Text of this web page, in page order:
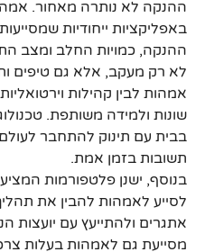
ההנקה לא נותרה מאחור.
באפליקציות ייחודיות
ההנקה, כמויות החלב ומצב
לא רק מעקב, אלא גם טיפים
אמהות לבין קהילות
שונות ולמידה משותפת.
בבית עם תינוק להתחבר
תשובות בזמן אמת.
בנוסף, ישנן פלטפורמות
לסייע לאמהות להבין את
אתגרים ולהתייעץ עם יועצות
מסייעת גם לאמהות בעלות